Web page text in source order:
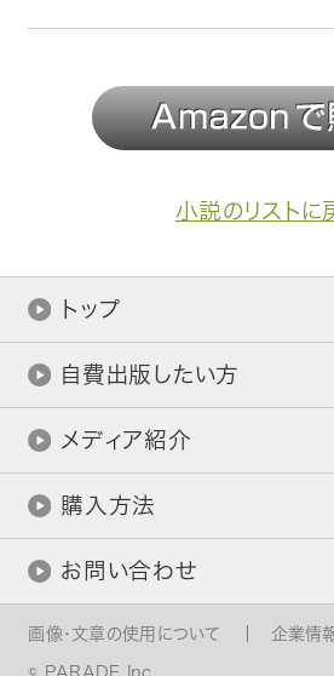
小説のリストに
トップ
自費出版したい方
メディア紹介
購入方法
お問い合わせ
画像・文章の使用について 企業情
© PARADE Inc.